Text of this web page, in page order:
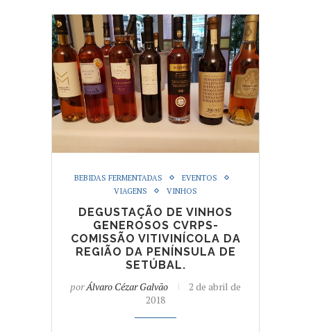
BEBIDAS FERMENTADAS
EVENTOS
VIAGENS
VINHOS
DEGUSTAÇÃO DE VINHOS
GENEROSOS CVRPS-
COMISSÃO VITIVINÍCOLA DA
REGIÃO DA PENÍNSULA DE
SETÚBAL.
porÁlvaro Cézar Galvão
2 de abril de
2018